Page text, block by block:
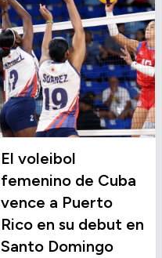
El voleibol
femenino de Cuba
vence a Puerto
Rico en su debut en
Santo Domingo